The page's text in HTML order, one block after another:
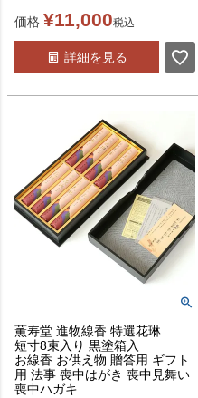
価格 ¥11,000税込
詳細を見る
薫寿堂 進物線香 特選花琳
短寸8束入り 黒塗箱入
お線香 お供え物 贈答用 ギフト
用 法事 喪中はがき 喪中見舞い
喪中ハガキ